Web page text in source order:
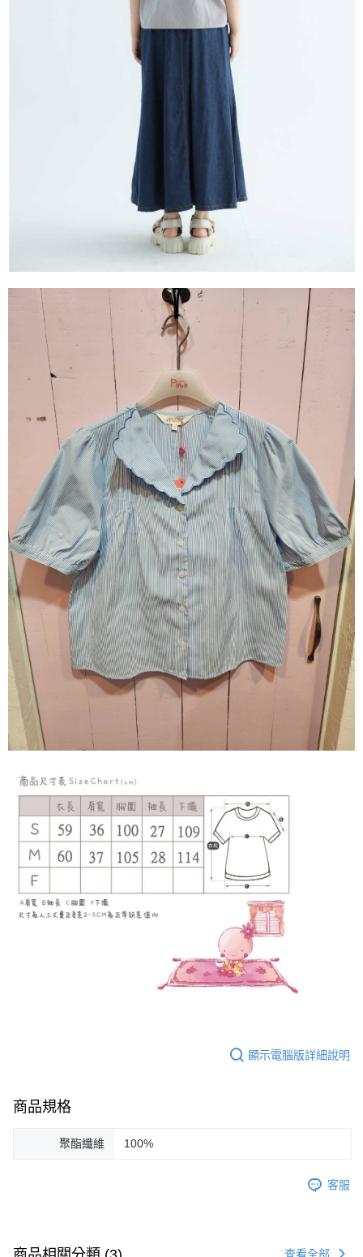
顯示電腦版詳細說明
商品規格
聚酯纖維 100%
客服
查看全部